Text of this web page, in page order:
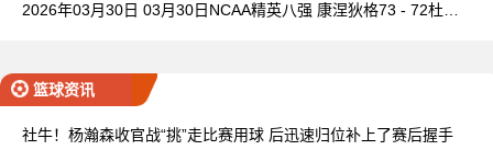
2026年03月30日 03月30日NCAA精英八强 康涅狄格73 - 72杜克
篮球资讯
社牛！杨瀚森收官战“挑”走比赛用球 后迅速归位补上了赛后握手